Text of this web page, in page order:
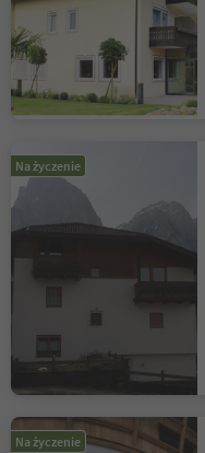
Na życzenie
Na życzenie